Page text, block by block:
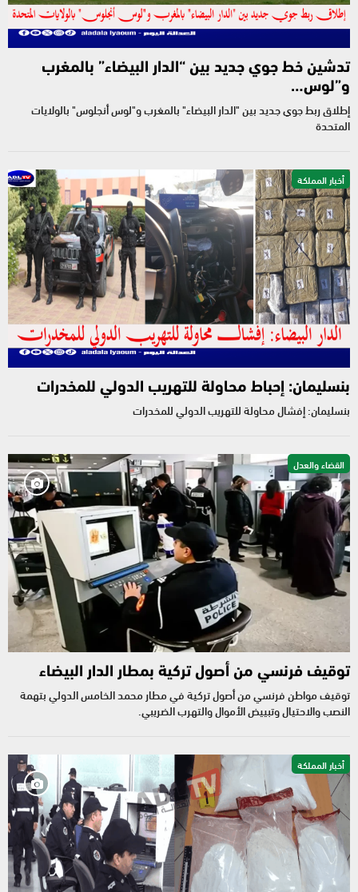
تدشين خط جوي جديد بين “الدار البيضاء” بالمغرب
و”لوس…
إطلاق ربط جوي جديد بين "الدار البيضاء" بالمغرب و"لوس أنجلوس" بالولايات
المتحدة
أخبار المملكة
بنسليمان: إحباط محاولة للتهريب الدولي للمخدرات
بنسليمان: إفشال محاولة للتهريب الدولي للمخدرات
القضاء والعدل
توقيف فرنسي من أصول تركية بمطار الدار البيضاء
توقيف مواطن فرنسي من أصول تركية في مطار محمد الخامس الدولي بتهمة
النصب والاحتيال وتبييض الأموال والتهرب الضريبي.
أخبار المملكة